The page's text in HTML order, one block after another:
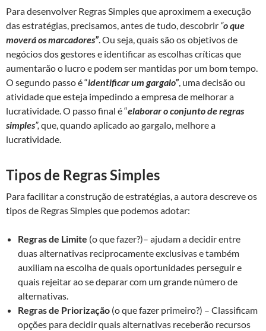
Para desenvolver Regras Simples que aproximem a execução
das estratégias, precisamos, antes de tudo, descobrir “o que
moverá os marcadores”. Ou seja, quais são os objetivos de
negócios dos gestores e identificar as escolhas críticas que
aumentarão o lucro e podem ser mantidas por um bom tempo.
O segundo passo é “identificar um gargalo”, uma decisão ou
atividade que esteja impedindo a empresa de melhorar a
lucratividade. O passo final é “elaborar o conjunto de regras
simples”, que, quando aplicado ao gargalo, melhore a
lucratividade.
Tipos de Regras Simples
Para facilitar a construção de estratégias, a autora descreve os
tipos de Regras Simples que podemos adotar:
Regras de Limite (o que fazer?)– ajudam a decidir entre
duas alternativas reciprocamente exclusivas e também
auxiliam na escolha de quais oportunidades perseguir e
quais rejeitar ao se deparar com um grande número de
alternativas.
Regras de Priorização (o que fazer primeiro?) – Classificam
opções para decidir quais alternativas receberão recursos